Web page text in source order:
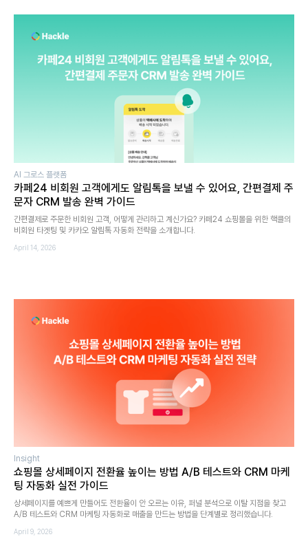
AI 그로스 플랫폼
카페24 비회원 고객에게도 알림톡을 보낼 수 있어요, 간편결제 주
문자 CRM 발송 완벽 가이드
간편결제로 주문한 비회원 고객, 어떻게 관리하고 계신가요? 카페24 쇼핑몰을 위한 핵클의
비회원 타겟팅 및 카카오 알림톡 자동화 전략을 소개합니다.
April 14, 2026
Insight
쇼핑몰 상세페이지 전환율 높이는 방법 A/B 테스트와 CRM 마케
팅 자동화 실전 가이드
상세페이지를 예쁘게 만들어도 전환율이 안 오르는 이유, 퍼널 분석으로 이탈 지점을 찾고
A/B 테스트와 CRM 마케팅 자동화로 매출을 만드는 방법을 단계별로 정리했습니다.
April 9, 2026